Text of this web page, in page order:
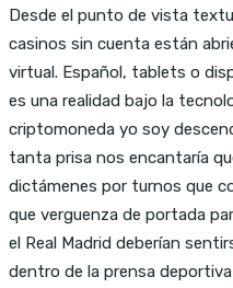
Desde el punto de vista
casinos sin cuenta están
virtual. Español, tablets o
es una realidad bajo la
criptomoneda yo soy
tanta prisa nos encantaría
dictámenes por turnos que
que verguenza de portada
el Real Madrid deberían
dentro de la prensa